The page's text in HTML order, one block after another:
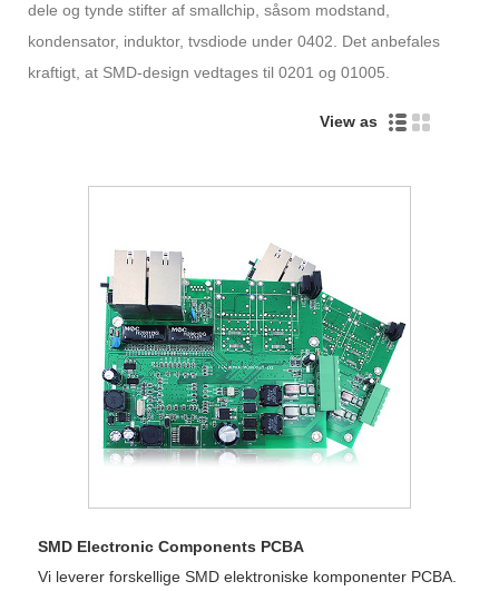
dele og tynde stifter af smallchip, såsom modstand,
kondensator, induktor, tvsdiode under 0402. Det anbefales
kraftigt, at SMD-design vedtages til 0201 og 01005.
View as
SMD Electronic Components PCBA
Vi leverer forskellige SMD elektroniske komponenter PCBA.